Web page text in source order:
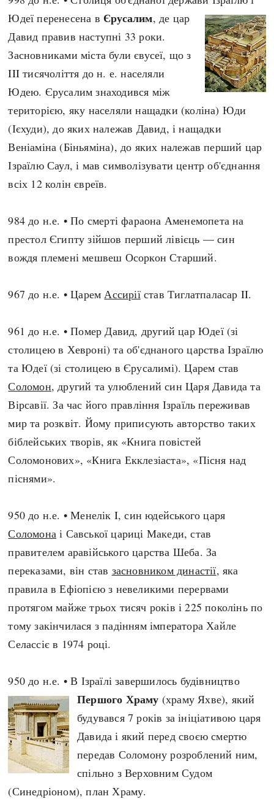
Юдеї перенесена в Єрусалим, де цар
Давид правив наступні 33 роки.
Засновниками міста були євусеї, що з
III тисячоліття до н. е. населяли
Юдею. Єрусалим знаходився між
територією, яку населяли нащадки (коліна) Юди
(Ієхуди), до яких належав Давид, і нащадки
Веніаміна (Біньяміна), до яких належав перший цар
Ізраїлю Саул, і мав символізувати центр об'єднання
всіх 12 колін євреїв.
984 до н.е. • По смерті фараона Аменемопета на
престол Єгипту зійшов перший лівієць — син
вождя племені мешвеш Осоркон Старший.
967 до н.е. • ЦаремАссиріїстав Тиглатпаласар II.
961 до н.е. • Помер Давид, другий цар Юдеї (зі
столицею в Хевроні) та об'єднаного царства Ізраїлю
та Юдеї (зі столицею в Єрусалимі). Царем став
Соломон, другий та улюблений син Царя Давида та
Вірсавії. За час його правління Ізраїль переживав
мир та розквіт. Йому приписують авторство таких
біблейських творів, як «Книга повістей
Соломонових», «Книга Екклезіаста», «Пісня над
піснями».
950 до н.е. • Менелік I, син юдейського царя
Соломона і Савської цариці Македи, став
правителем аравійського царства Шеба. За
переказами, він став засновником династії, яка
правила в Ефіопією з невеликими перервами
протягом майже трьох тисяч років і 225 поколінь по
тому закінчилася з падінням імператора Хайле
Селассіє в 1974 році.
950 до н.е. • В Ізраїлі завершилось будівництво
Першого Храму (храму Яхве), який
будувався 7 років за ініціативою царя
Давида і який перед своєю смертю
передав Соломону розроблений ним,
спільно з Верховним Судом
(Синедріоном), план Храму.